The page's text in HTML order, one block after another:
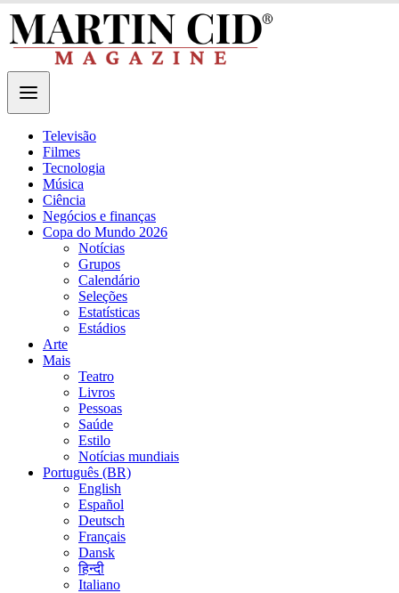
Televisão
Filmes
Tecnologia
Música
Ciência
Negócios e finanças
Copa do Mundo 2026
Notícias
Grupos
Calendário
Seleções
Estatísticas
Estádios
Arte
Mais
Teatro
Livros
Pessoas
Saúde
Estilo
Notícias mundiais
Português (BR)
English
Español
Deutsch
Français
Dansk
हिन्दी
Italiano